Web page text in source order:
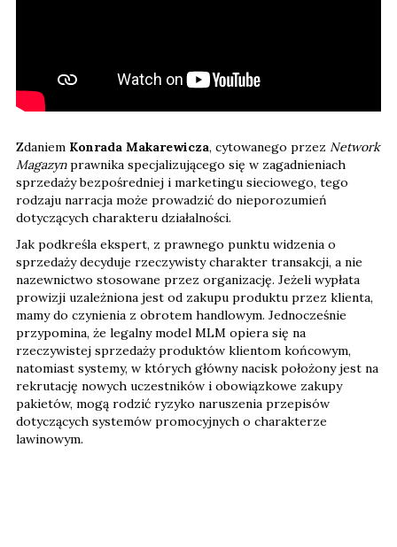
Zdaniem Konrada Makarewicza, cytowanego przez Network
Magazynprawnika specjalizującego się w zagadnieniach
sprzedaży bezpośredniej i marketingu sieciowego, tego
rodzaju narracja może prowadzić do nieporozumień
dotyczących charakteru działalności.
Jak podkreśla ekspert, z prawnego punktu widzenia o
sprzedaży decyduje rzeczywisty charakter transakcji, a nie
nazewnictwo stosowane przez organizację. Jeżeli wypłata
prowizji uzależniona jest od zakupu produktu przez klienta,
mamy do czynienia z obrotem handlowym. Jednocześnie
przypomina, że legalny model MLM opiera się na
rzeczywistej sprzedaży produktów klientom końcowym,
natomiast systemy, w których główny nacisk położony jest na
rekrutację nowych uczestników i obowiązkowe zakupy
pakietów, mogą rodzić ryzyko naruszenia przepisów
dotyczących systemów promocyjnych o charakterze
lawinowym.